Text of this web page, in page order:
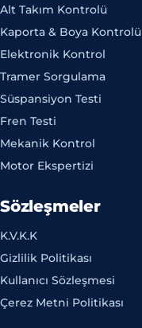
Alt Takım Kontrolü
Kaporta & Boya Kontrolü
Elektronik Kontrol
Tramer Sorgulama
Süspansiyon Testi
Fren Testi
Mekanik Kontrol
Motor Ekspertizi
Sözleşmeler
K.V.K.K
Gizlilik Politikası
Kullanıcı Sözleşmesi
Çerez Metni Politikası